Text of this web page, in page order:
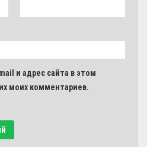
и адрес сайта в этом
моих комментариев.